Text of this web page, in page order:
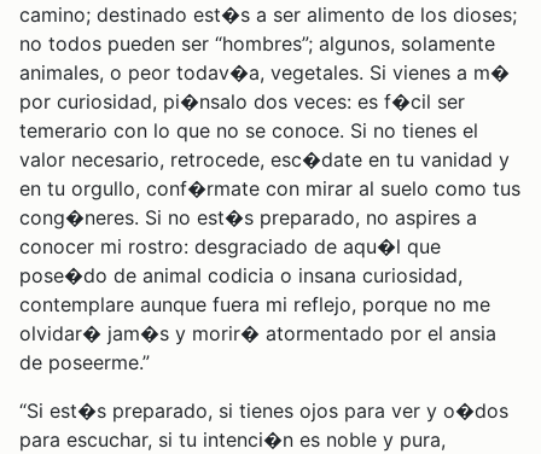
camino; destinado est�s a ser alimento de los dioses;
no todos pueden ser “hombres”; algunos, solamente
animales, o peor todav�a, vegetales. Si vienes a m�
por curiosidad, pi�nsalo dos veces: es f�cil ser
temerario con lo que no se conoce. Si no tienes el
valor necesario, retrocede, esc�date en tu vanidad y
en tu orgullo, conf�rmate con mirar al suelo como tus
cong�neres. Si no est�s preparado, no aspires a
conocer mi rostro: desgraciado de aqu�l que
pose�do de animal codicia o insana curiosidad,
contemplare aunque fuera mi reflejo, porque no me
olvidar� jam�s y morir� atormentado por el ansia
de poseerme.”
“Si est�s preparado, si tienes ojos para ver y o�dos
para escuchar, si tu intenci�n es noble y pura,